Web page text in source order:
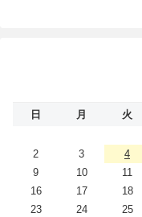
日 月 火
2
3 4
9
10 11
16
17 18
23
24 25